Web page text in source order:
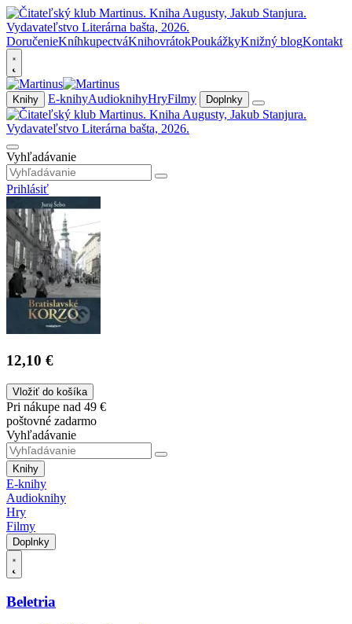
DoručenieKníhkupectváKnihovrátokPoukážkyKnižný blogKontakt
Knihy E-knihyAudioknihyHryFilmy Doplnky
Vyhľadávanie
Prihlásiť
12,10 €
Vložiť do košíka
Pri nákupe nad 49 €
poštovné zadarmo
Vyhľadávanie
Knihy
E-knihy
Audioknihy
Hry
Filmy
Doplnky
Beletria